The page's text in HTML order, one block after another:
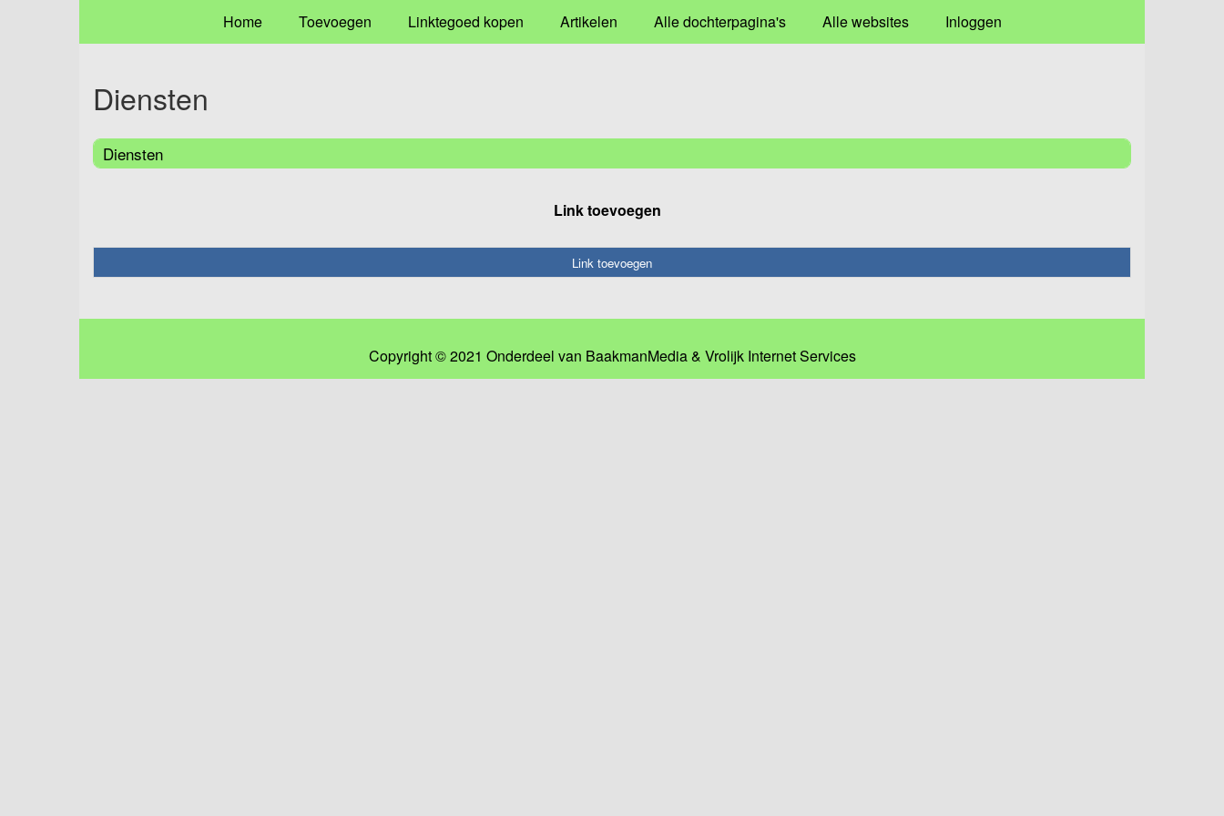
Home Toevoegen Linktegoed kopen Artikelen Alle dochterpagina's Alle websites Inloggen
Diensten
Diensten
Link toevoegen
Link toevoegen
Copyright © 2021 Onderdeel van BaakmanMedia& Vrolijk Internet Services